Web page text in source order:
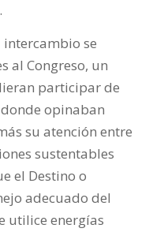
se
al Congreso, un
participar de
opinaban
su atención entre
sustentables
el Destino o
adecuado del
utilice energías